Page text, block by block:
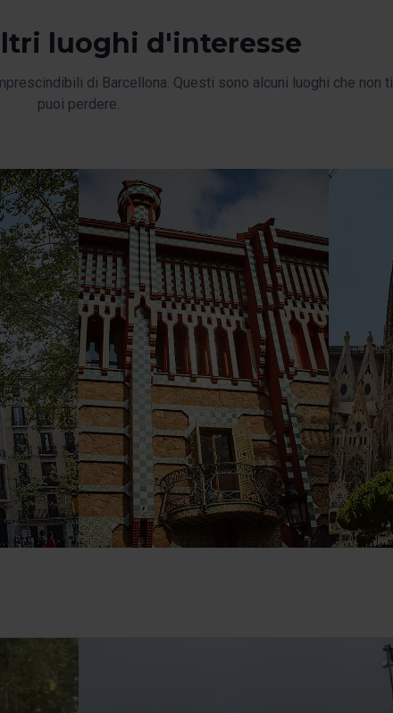
luoghi d'interesse
di Barcellona. Questi sono alcuni luoghi che non ti
puoi perdere.